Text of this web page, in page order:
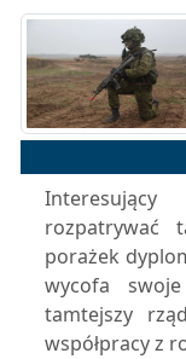
rozpatrywać
porażek
wycofa
tamtejszy
współpracy z